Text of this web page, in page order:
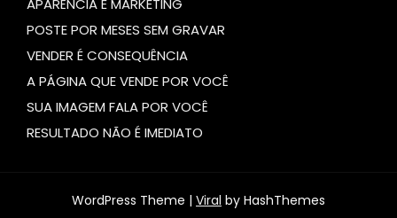
APARÊNCIA É MARKETING
POSTE POR MESES SEM GRAVAR
VENDER É CONSEQUÊNCIA
A PÁGINA QUE VENDE POR VOCÊ
SUA IMAGEM FALA POR VOCÊ
RESULTADO NÃO É IMEDIATO
WordPress Theme | Viral by HashThemes